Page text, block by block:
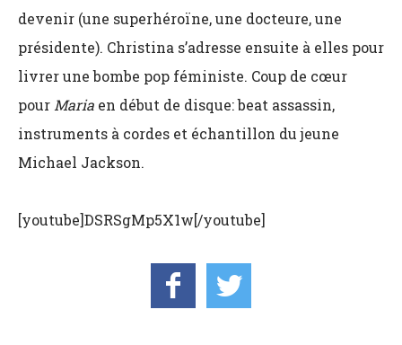
devenir (une superhéroïne, une docteure, une
présidente). Christina s’adresse ensuite à elles pour
livrer une bombe pop féministe. Coup de cœur
pour Maria en début de disque: beat assassin,
instruments à cordes et échantillon du jeune
Michael Jackson.
[youtube]DSRSgMp5X1w[/youtube]